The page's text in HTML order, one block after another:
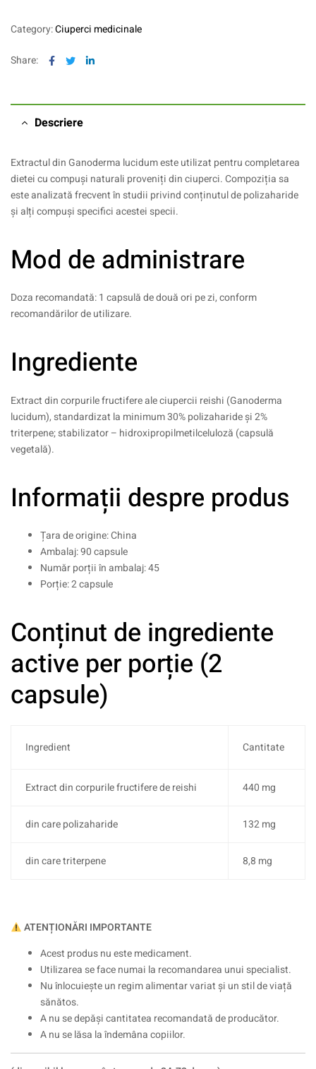
Category:Ciuperci medicinale
Share: Facebook
TwitterLinkedin
Descriere
Extractul din Ganoderma lucidum este utilizat pentru completarea
dietei cu compuși naturali proveniți din ciuperci. Compoziția sa
este analizată frecvent în studii privind conținutul de polizaharide
și alți compuși specifici acestei specii.
Mod de administrare
Doza recomandată: 1 capsulă de două ori pe zi, conform
recomandărilor de utilizare.
Ingrediente
Extract din corpurile fructifere ale ciupercii reishi (Ganoderma
lucidum), standardizat la minimum 30% polizaharide și 2%
triterpene; stabilizator – hidroxipropilmetilceluloză (capsulă
vegetală).
Informații despre produs
Țara de origine: China
Ambalaj: 90 capsule
Număr porții în ambalaj: 45
Porție: 2 capsule
Conținut de ingrediente
active per porție (2
capsule)
Ingredient Cantitate
Extract din corpurile fructifere de reishi 440 mg
din care polizaharide 132 mg
din care triterpene 8,8 mg
ATENȚIONĂRI IMPORTANTE
Acest produs nu este medicament.
Utilizarea se face numai la recomandarea unui specialist.
Nu înlocuiește un regim alimentar variat și un stil de viață
sănătos.
A nu se depăși cantitatea recomandată de producător.
A nu se lăsa la îndemâna copiilor.